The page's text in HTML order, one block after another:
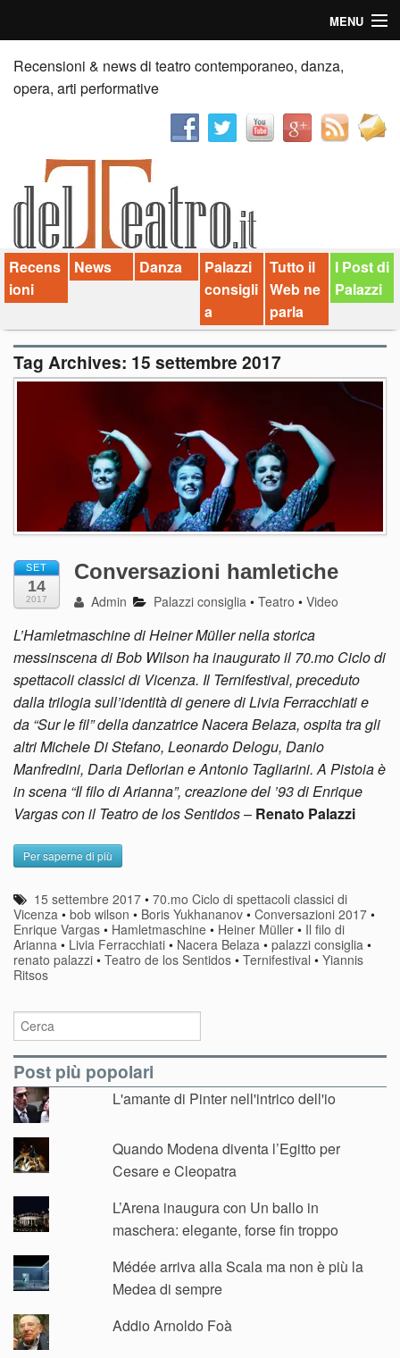
MENU
Home
Recensioni
News
Palazzi consiglia
Video
Chi siamo
Contatti
Recensioni & news di teatro contemporaneo, danza,
opera, arti performative
Recens
ioni
News Danza
Palazzi
consigli
a
Tutto il
Web ne
parla
I Post di
Palazzi
Tag Archives: 15 settembre 2017
SET
14
2017
Conversazioni hamletiche
Admin Palazzi consiglia •Teatro •Video
L’Hamletmaschine di Heiner Müller nella storica
messinscena di Bob Wilson ha inaugurato il 70.mo Ciclo di
spettacoli classici di Vicenza. Il Ternifestival, preceduto
dalla trilogia sull’identità di genere di Livia Ferracchiati e
da “Sur le fil” della danzatrice Nacera Belaza, ospita tra gli
altri Michele Di Stefano, Leonardo Delogu, Danio
Manfredini, Daria Deflorian e Antonio Tagliarini. A Pistoia è
in scena “Il filo di Arianna”, creazione del ’93 di Enrique
Vargas con il Teatro de los Sentidos– Renato Palazzi
Per saperne di più
15 settembre 2017 •70.mo Ciclo di spettacoli classici di
Vicenza • bob wilson • Boris Yukhananov • Conversazioni 2017 •
Enrique Vargas • Hamletmaschine • Heiner Müller • Il filo di
Arianna • Livia Ferracchiati • Nacera Belaza • palazzi consiglia •
renato palazzi • Teatro de los Sentidos • Ternifestival • Yiannis
Ritsos
Post più popolari
L'amante di Pinter nell'intrico dell'io
Quando Modena diventa l’Egitto per
Cesare e Cleopatra
L’Arena inaugura con Un ballo in
maschera: elegante, forse fin troppo
Médée arriva alla Scala ma non è più la
Medea di sempre
Addio Arnoldo Foà